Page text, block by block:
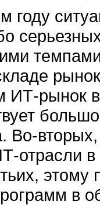
году
ИТ-рынок
Во-вторых,
отрасли
этому
в